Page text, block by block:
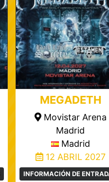
MEGADETH
Movistar Arena
Madrid
Madrid
12 ABRIL 2027
INFORMACIÓN DE